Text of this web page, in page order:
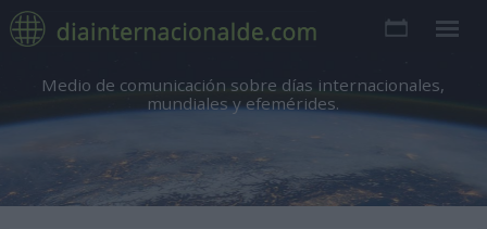
Medio de comunicación sobre días internacionales,
mundiales y efemérides.